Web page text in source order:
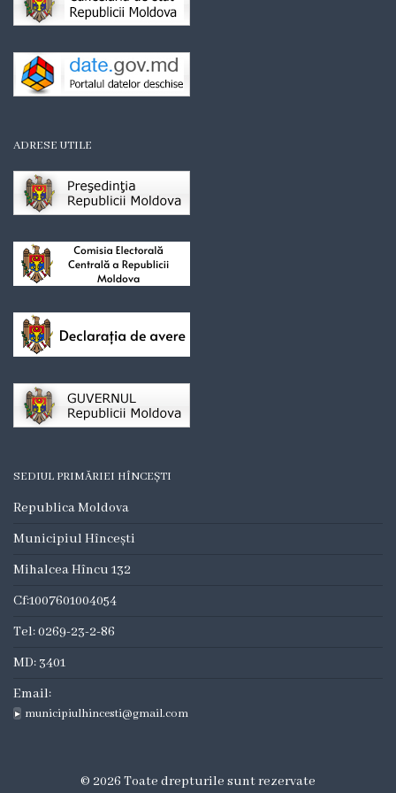
Organigrama
Mediator
comunitar
Control
intern
managerial
Consiliul
local
Secretarul
Consiliului
Consilieri
de
specialitate
Deciziile
consiliului
Regulamente
Procese
Verbale
ADRESE UTILE
SEDIUL PRIMĂRIEI HÎNCEȘTI
Republica Moldova
Municipiul Hîncești
Mihalcea Hîncu 132
Cf:1007601004054
Tel: 0269-23-2-86
MD: 3401
Email:
municipiulhincesti@gmail.com
© 2026 Toate drepturile sunt rezervate